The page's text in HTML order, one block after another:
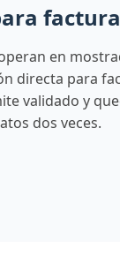
en
directa para
validado y
dos veces.